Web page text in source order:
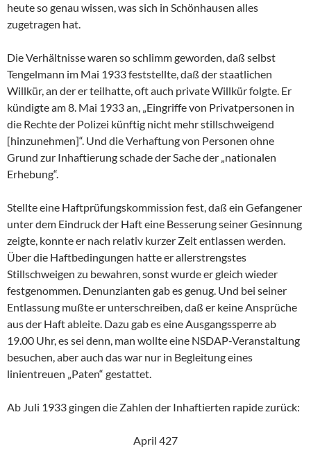
heute so genau wissen, was sich in Schönhausen alles
zugetragen hat.
Die Verhältnisse waren so schlimm geworden, daß selbst
Tengelmann im Mai 1933 feststellte, daß der staatlichen
Willkür, an der er teilhatte, oft auch private Willkür folgte. Er
kündigte am 8. Mai 1933 an, „Eingriffe von Privatpersonen in
die Rechte der Polizei künftig nicht mehr stillschweigend
[hinzunehmen]“. Und die Verhaftung von Personen ohne
Grund zur Inhaftierung schade der Sache der „nationalen
Erhebung“.
Stellte eine Haftprüfungskommission fest, daß ein Gefangener
unter dem Eindruck der Haft eine Besserung seiner Gesinnung
zeigte, konnte er nach relativ kurzer Zeit entlassen werden.
Über die Haftbedingungen hatte er allerstrengstes
Stillschweigen zu bewahren, sonst wurde er gleich wieder
festgenommen. Denunzianten gab es genug. Und bei seiner
Entlassung mußte er unterschreiben, daß er keine Ansprüche
aus der Haft ableite. Dazu gab es eine Ausgangssperre ab
19.00 Uhr, es sei denn, man wollte eine NSDAP-Veranstaltung
besuchen, aber auch das war nur in Begleitung eines
linientreuen „Paten“ gestattet.
Ab Juli 1933 gingen die Zahlen der Inhaftierten rapide zurück:
April 427